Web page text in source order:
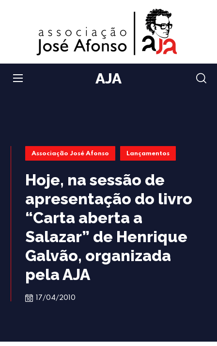
AJA
Associação José Afonso Lançamentos
Hoje, na sessão de
apresentação do livro
“Carta aberta a
Salazar” de Henrique
Galvão, organizada
pela AJA
17/04/2010